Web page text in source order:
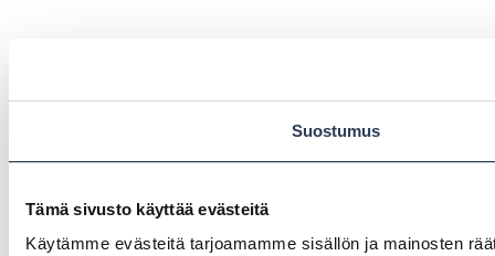
Suostumus
Tämä sivusto käyttää evästeitä
Käytämme evästeitä tarjoamamme sisällön ja mainosten